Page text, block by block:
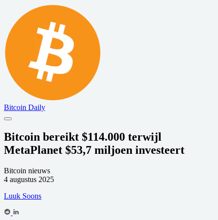
Bitcoin Daily
Bitcoin bereikt $114.000 terwijl
MetaPlanet $53,7 miljoen investeert
Bitcoin nieuws
4 augustus 2025
Luuk Soons